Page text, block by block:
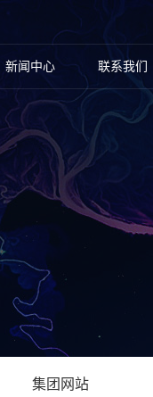
新闻中心 联系我们
集团网站